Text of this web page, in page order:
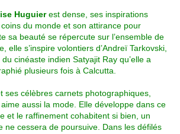
Huguierest dense, ses inspirations
du monde et son attirance pour
sa beauté se répercute sur l’ensemble de
elle s’inspire volontiers d’Andreï Tarkovski,
cinéaste indien Satyajit Ray qu’elle a
plusieurs fois à Calcutta.
ses célèbres carnets photographiques,
aime aussi la mode. Elle développe dans ce
et le raffinement cohabitent si bien, un
ne cessera de poursuive. Dans les défilés